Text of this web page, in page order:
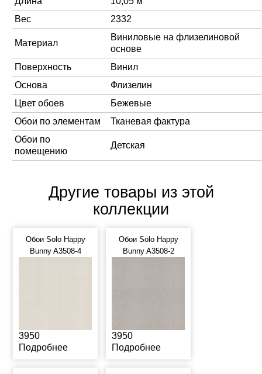
Вес
2332
Материал
Виниловые на флизелиновой
основе
Поверхность
Винил
Основа
Флизелин
Цвет обоев
Бежевые
Обои по элементам
Тканевая фактура
Обои по
помещению
Детская
Другие товары из этой
коллекции
Обои Solo Happy
Bunny A3508-4
3950
Подробнее
Обои Solo Happy
Bunny A3508-2
3950
Подробнее